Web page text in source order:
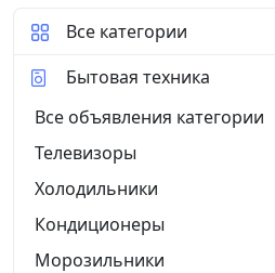
Все категории
Бытовая техника
Все объявления категории
Телевизоры
Холодильники
Кондиционеры
Морозильники